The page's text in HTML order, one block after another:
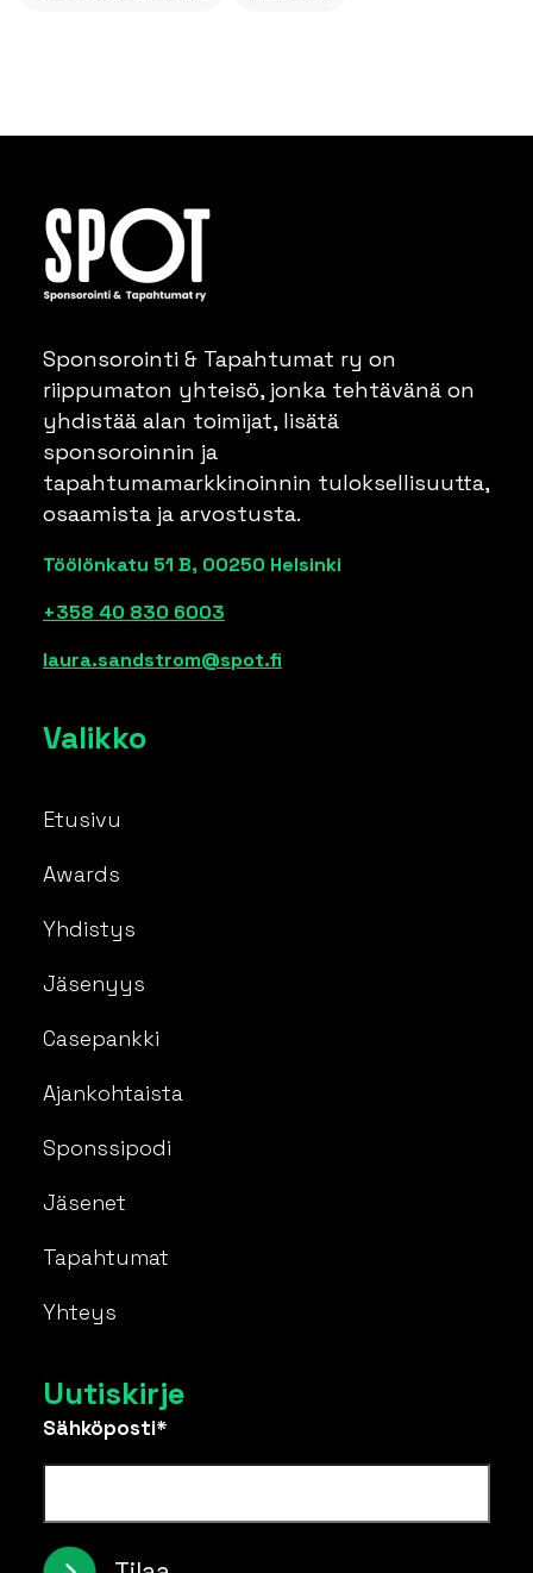
Sponsorointi & Tapahtumat ry on
riippumaton yhteisö, jonka tehtävänä on
yhdistää alan toimijat, lisätä
sponsoroinnin ja
tapahtumamarkkinoinnin tuloksellisuutta,
osaamista ja arvostusta.
Töölönkatu 51 B, 00250 Helsinki
+358 40 830 6003
laura.sandstrom@spot.fi
Valikko
Etusivu
Awards
Yhdistys
Jäsenyys
Casepankki
Ajankohtaista
Sponssipodi
Jäsenet
Tapahtumat
Yhteys
Uutiskirje
Sähköposti*